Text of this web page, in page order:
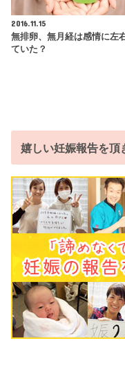
2016.11.15
無排卵、無月経は感情に左
ていた？
嬉しい妊娠報告を頂